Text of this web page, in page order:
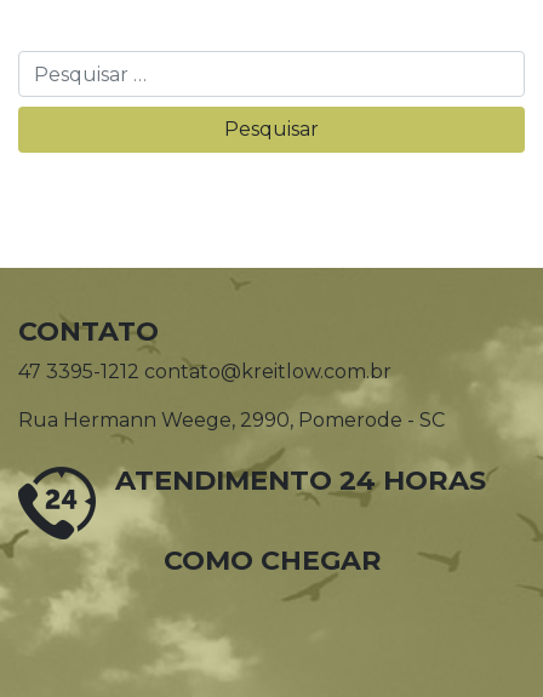
CONTATO
47 3395-1212 contato@kreitlow.com.br
Rua Hermann Weege, 2990, Pomerode - SC
ATENDIMENTO 24 HORAS
COMO CHEGAR